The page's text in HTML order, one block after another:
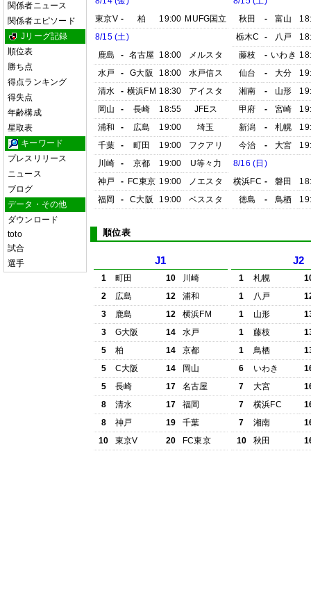
関係者ニュース
関係者エピソード
Jリーグ記録
順位表
勝ち点
得点ランキング
得失点
年齢構成
星取表
キーワード
プレスリリース
ニュース
ブログ
データ・その他
ダウンロード
toto
試合
選手
東京V - 柏 19:00 MUFG国立
8/15 (土)
鹿島
- 名古屋 18:00
メルスタ
水戸
- G大阪 18:00
水戸信ス
清水
- 横浜FM 18:30
アイスタ
岡山
- 長崎 18:55
JFEス
浦和
- 広島 19:00
埼玉
千葉
- 町田 19:00
フクアリ
川崎
- 京都 19:00
U等々力
神戸
- FC東京 19:00
ノエスタ
福岡
- C大阪 19:00 ベススタ
秋田
- 富山
栃木C
- 八戸
藤枝
- いわき
仙台
- 大分
湘南
- 山形
甲府
- 宮崎
新潟
- 札幌
今治
- 大宮
8/16 (日)
横浜FC - 磐田
徳島
- 鳥栖
順位表
J1
1 町田 10
川崎
2
広島 12
浦和
3
鹿島 12
横浜FM
3
G大阪 14
水戸
5
柏 14
京都
5
C大阪 14
岡山
5
長崎 17
名古屋
8
清水 17
福岡
8
神戸 19
千葉
10
東京V 20 FC東京
J2
1 札幌
1
八戸
1
山形
1
藤枝
1
鳥栖
6
いわき
7
大宮
7
横浜FC
7
湘南
10
秋田